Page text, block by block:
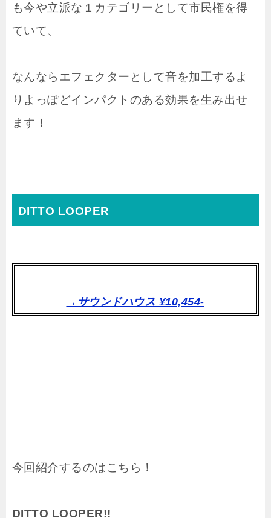
も今や立派な１カテゴリーとして市民権を得
ていて、
なんならエフェクターとして音を加工するよ
りよっぽどインパクトのある効果を生み出せ
ます！
DITTO LOOPER
→サウンドハウス ¥10,454-
今回紹介するのはこちら！
DITTO LOOPER!!